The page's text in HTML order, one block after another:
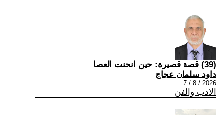
(39) قصة قصيرة: حين انحنت العصا
داود سلمان عجاج
2026 / 8 / 7
الادب والفن